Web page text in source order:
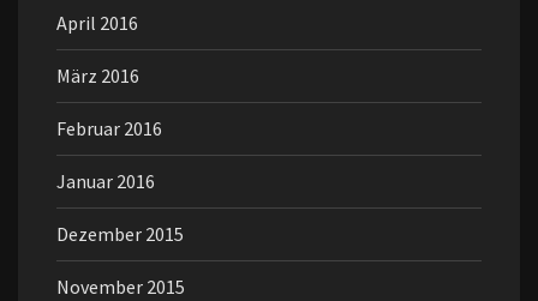
April 2016
März 2016
Februar 2016
Januar 2016
Dezember 2015
November 2015